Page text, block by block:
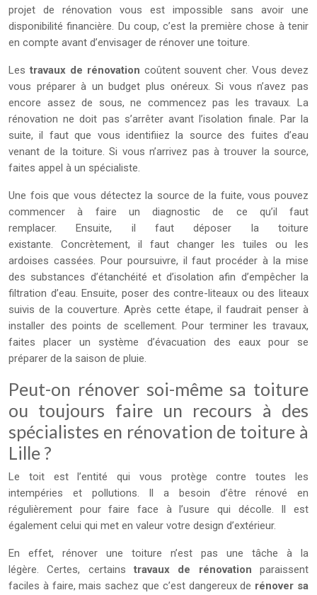
projet de rénovation vous est impossible sans avoir une
disponibilité financière. Du coup, c’est la première chose à tenir
en compte avant d’envisager de rénover une toiture.
Les travaux de rénovation coûtent souvent cher. Vous devez
vous préparer à un budget plus onéreux. Si vous n’avez pas
encore assez de sous, ne commencez pas les travaux. La
rénovation ne doit pas s’arrêter avant l’isolation finale. Par la
suite, il faut que vous identifiiez la source des fuites d’eau
venant de la toiture. Si vous n’arrivez pas à trouver la source,
faites appel à un spécialiste.
Une fois que vous détectez la source de la fuite, vous pouvez
commencer à faire un diagnostic de ce qu’il faut
remplacer. Ensuite, il faut déposer la toiture
existante. Concrètement, il faut changer les tuiles ou les
ardoises cassées. Pour poursuivre, il faut procéder à la mise
des substances d’étanchéité et d’isolation afin d’empêcher la
filtration d’eau. Ensuite, poser des contre-liteaux ou des liteaux
suivis de la couverture. Après cette étape, il faudrait penser à
installer des points de scellement. Pour terminer les travaux,
faites placer un système d’évacuation des eaux pour se
préparer de la saison de pluie.
Peut-on rénover soi-même sa toiture
ou toujours faire un recours à des
spécialistes en rénovation de toiture à
Lille ?
Le toit est l’entité qui vous protège contre toutes les
intempéries et pollutions. Il a besoin d’être rénové en
régulièrement pour faire face à l’usure qui décolle. Il est
également celui qui met en valeur votre design d’extérieur.
En effet, rénover une toiture n’est pas une tâche à la
légère. Certes, certains travaux de rénovation paraissent
faciles à faire, mais sachez que c’est dangereux de rénover sa